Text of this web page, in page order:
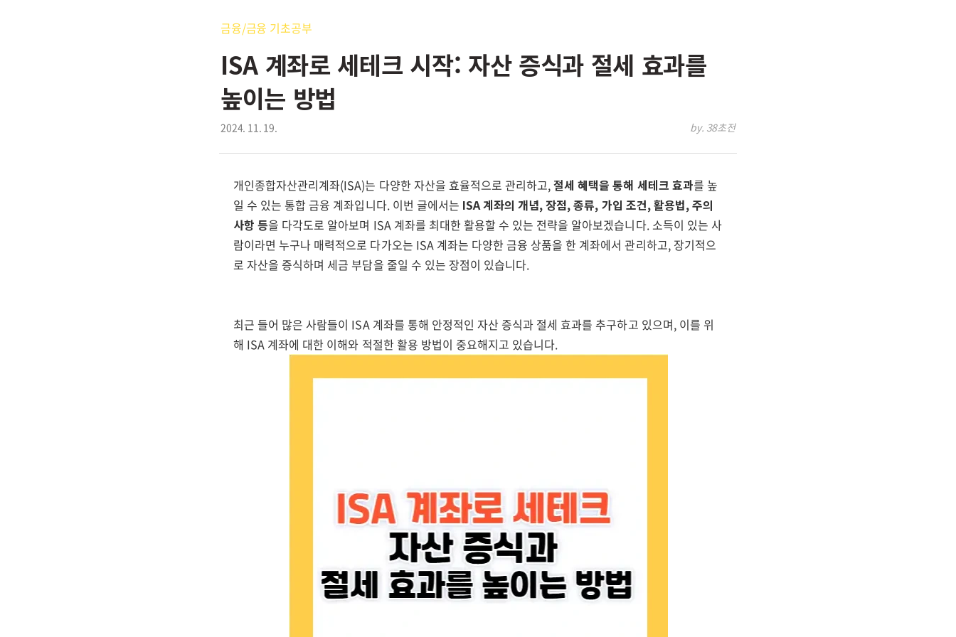
금융/금융 기초공부
ISA 계좌로 세테크 시작: 자산 증식과 절세 효과를
높이는 방법
2024. 11. 19. by. 38초전
개인종합자산관리계좌(ISA)는 다양한 자산을 효율적으로 관리하고,절세 혜택을 통해 세테크 효과를 높
일 수 있는 통합 금융 계좌입니다. 이번 글에서는 ISA 계좌의 개념, 장점, 종류, 가입 조건, 활용법, 주의
사항 등을 다각도로 알아보며 ISA 계좌를 최대한 활용할 수 있는 전략을 알아보겠습니다. 소득이 있는 사
람이라면 누구나 매력적으로 다가오는 ISA 계좌는 다양한 금융 상품을 한 계좌에서 관리하고, 장기적으
로 자산을 증식하며 세금 부담을 줄일 수 있는 장점이 있습니다.
최근 들어 많은 사람들이 ISA 계좌를 통해 안정적인 자산 증식과 절세 효과를 추구하고 있으며, 이를 위
해 ISA 계좌에 대한 이해와 적절한 활용 방법이 중요해지고 있습니다.